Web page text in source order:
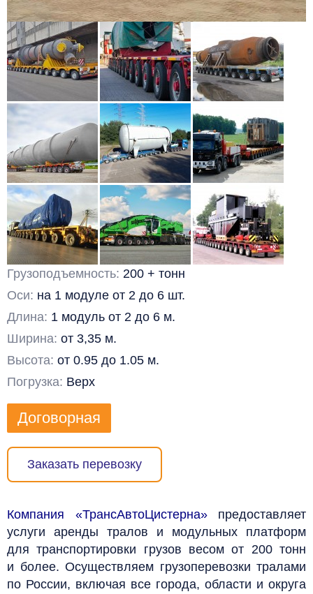
Грузоподъемность: 200 + тонн
Оси: на 1 модуле от 2 до 6 шт.
Длина: 1 модуль от 2 до 6 м.
Ширина: от 3,35 м.
Высота: от 0.95 до 1.05 м.
Погрузка: Верх
Договорная
Заказать перевозку
Компания «ТрансАвтоЦистерна»предоставляет
услуги аренды тралов и модульных платформ
для транспортировки грузов весом от 200 тонн
и более. Осуществляем грузоперевозки тралами
по России, включая все города, области и округа